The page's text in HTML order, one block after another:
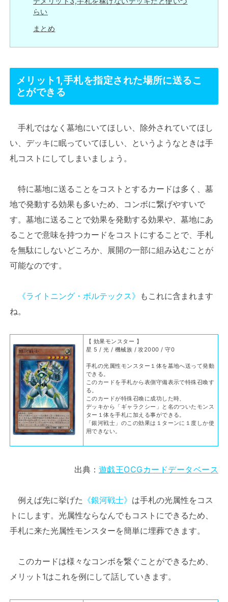
らい
まとめ
メリット1,手札を指定された場所に送るこ
とができる
手札ではなく墓地にいてほしい、除外されていてほし
い、デッキに眠っていてほしい、というようなときは手
札コストにしてしまいましょう。
特に墓地に送ることをコストとするカードは多く、墓
地で発動する効果も多いため、コンボに繋げやすいで
す。墓地に送ることで効果を発動する効果や、墓地にあ
ることで意味を持つカードをコストにすることで、手札
を無駄にしないどころか、展開の一部に組み込むことが
可能なのです。
《ライトニング・ボルテックス》 もこれに含まれます
ね。
【 効果モンスター 】
星 5 / 光 / 機械族 / 攻2000 / 守0
手札の光属性モンスター１体を墓地へ送って発動
できる。
このカードを手札から表側守備表示で特殊召喚す
る。
このカードが特殊召喚に成功した時、
デッキから「ギャラクシー」と名のついたモンス
ター１体を手札に加える事ができる。
「銀河戦士」のこの効果は１ターンに１度しか使
用できない。
出典： 遊戯王OCGカードデータベース
例えば先に挙げた 《銀河戦士》 は手札の光属性をコス
トにします。光属性ならなんでもコストにできるため、
手札に来た光属性モンスターを簡単に埋葬できます。
このカードは様々なコンボを繋ぐことができるため、
メリット1はこれを例にして話していきます。